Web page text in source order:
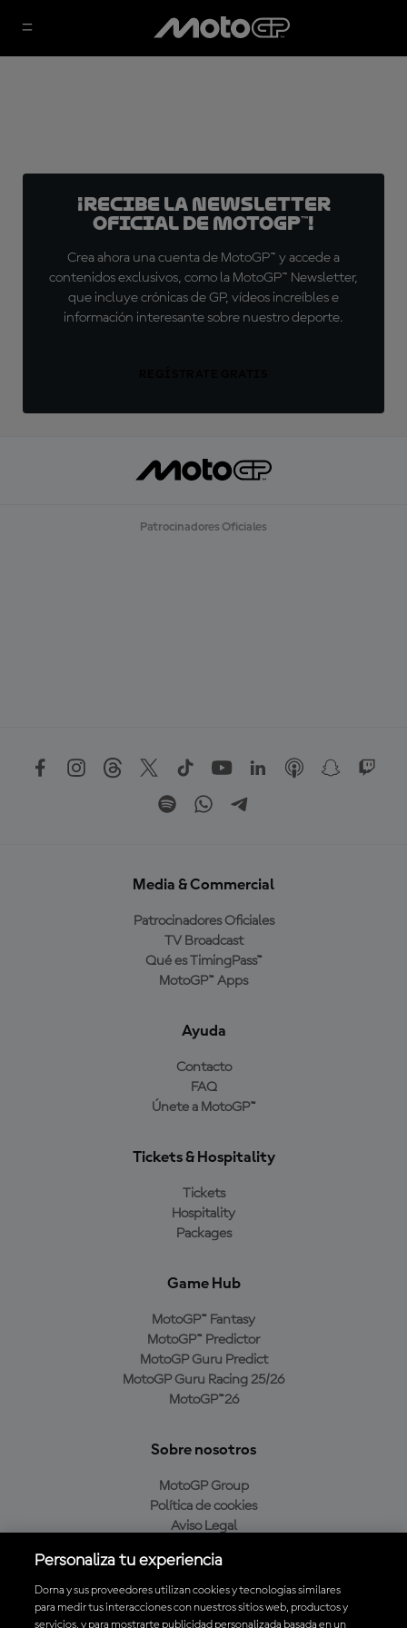
¡Recibe la Newsletter
oficial de MotoGP™!
Crea ahora una cuenta de MotoGP™ y accede a
contenidos exclusivos, como la MotoGP™ Newsletter,
que incluye crónicas de GP, vídeos increíbles e
información interesante sobre nuestro deporte.
Patrocinadores Oficiales
Media & Commercial
Patrocinadores Oficiales
TV Broadcast
Qué es TimingPass™
MotoGP™ Apps
Ayuda
Contacto
FAQ
Únete a MotoGP™
Tickets & Hospitality
Tickets
Hospitality
Packages
Game Hub
MotoGP™ Fantasy
MotoGP™ Predictor
MotoGP Guru Predict
MotoGP Guru Racing 25/26
MotoGP™26
Sobre nosotros
MotoGP Group
Política de cookies
Aviso Legal
Política de compra
Personaliza tu experiencia
Dorna y sus proveedores utilizan cookies y tecnologías similares
para medir tus interacciones con nuestros sitios web, productos y
servicios, y para mostrarte publicidad personalizada basada en un